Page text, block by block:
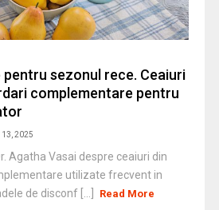
pentru sezonul rece. Ceaiuri
complementare pentru
13, 2025
Agatha Vasai despre ceaiuri din
utilizate frecvent in
de disconf [...]
Read More